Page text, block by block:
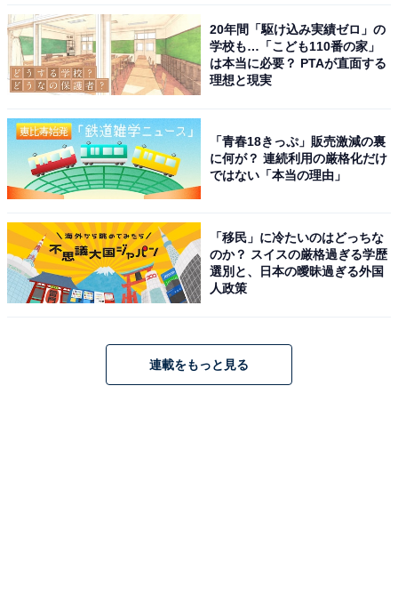
20年間「駆け込み実績ゼロ」の
学校も…「こども110番の家」
は本当に必要？ PTAが直面する
理想と現実
「青春18きっぷ」販売激減の裏
に何が？ 連続利用の厳格化だけ
ではない「本当の理由」
「移民」に冷たいのはどっちな
のか？ スイスの厳格過ぎる学歴
選別と、日本の曖昧過ぎる外国
人政策
連載をもっと見る